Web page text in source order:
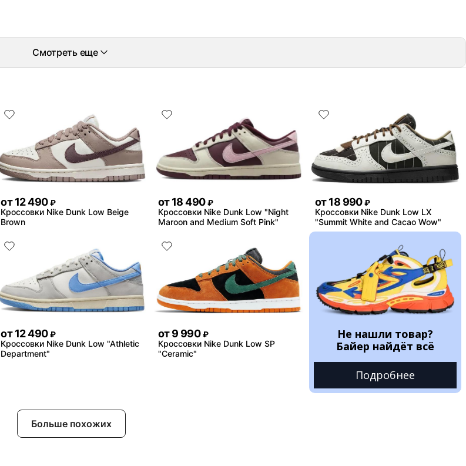
Смотреть еще
от 12 490 ₽
Кроссовки Nike Dunk Low Beige
Brown
от 18 490 ₽
Кроссовки Nike Dunk Low "Night
Maroon and Medium Soft Pink"
от 18 990 ₽
Кроссовки Nike Dunk Low LX
"Summit White and Cacao Wow"
от 12 490 ₽
Кроссовки Nike Dunk Low "Athletic
Department"
от 9 990 ₽
Кроссовки Nike Dunk Low SP
"Ceramic"
Не нашли товар?
Байер найдёт всё
Подробнее
Больше похожих